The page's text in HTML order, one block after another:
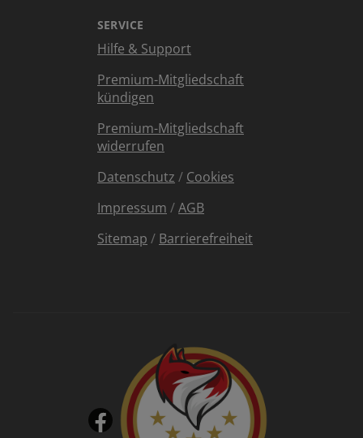
SERVICE
Hilfe & Support
Premium-Mitgliedschaft
kündigen
Premium-Mitgliedschaft
widerrufen
Datenschutz / Cookies
Impressum /AGB
Sitemap / Barrierefreiheit